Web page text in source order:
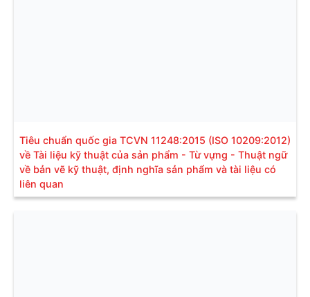
Tiêu chuẩn quốc gia TCVN 11248:2015 (ISO 10209:2012)
về Tài liệu kỹ thuật của sản phẩm - Từ vựng - Thuật ngữ
về bản vẽ kỹ thuật, định nghĩa sản phẩm và tài liệu có
liên quan